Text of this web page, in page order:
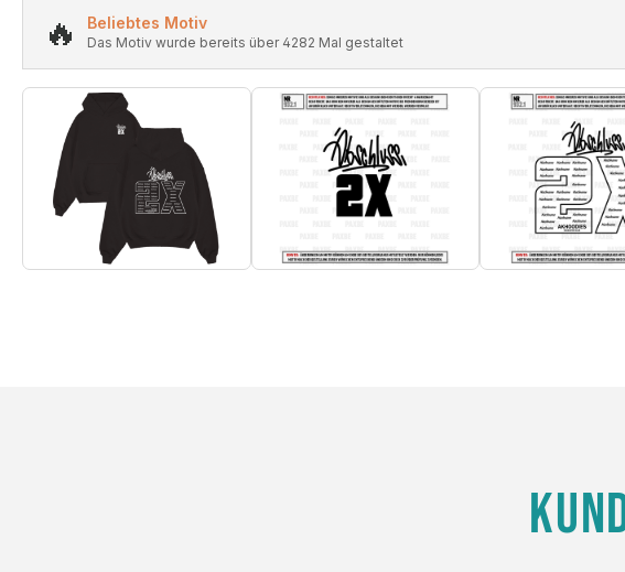
🔥 Beliebtes Motiv
Das Motiv wurde bereits über 4282 Mal gestaltet